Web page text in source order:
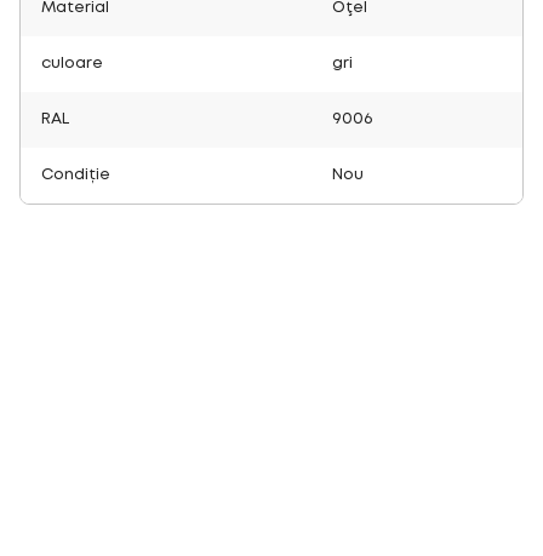
Material Oţel
culoare gri
RAL 9006
Condiție Nou